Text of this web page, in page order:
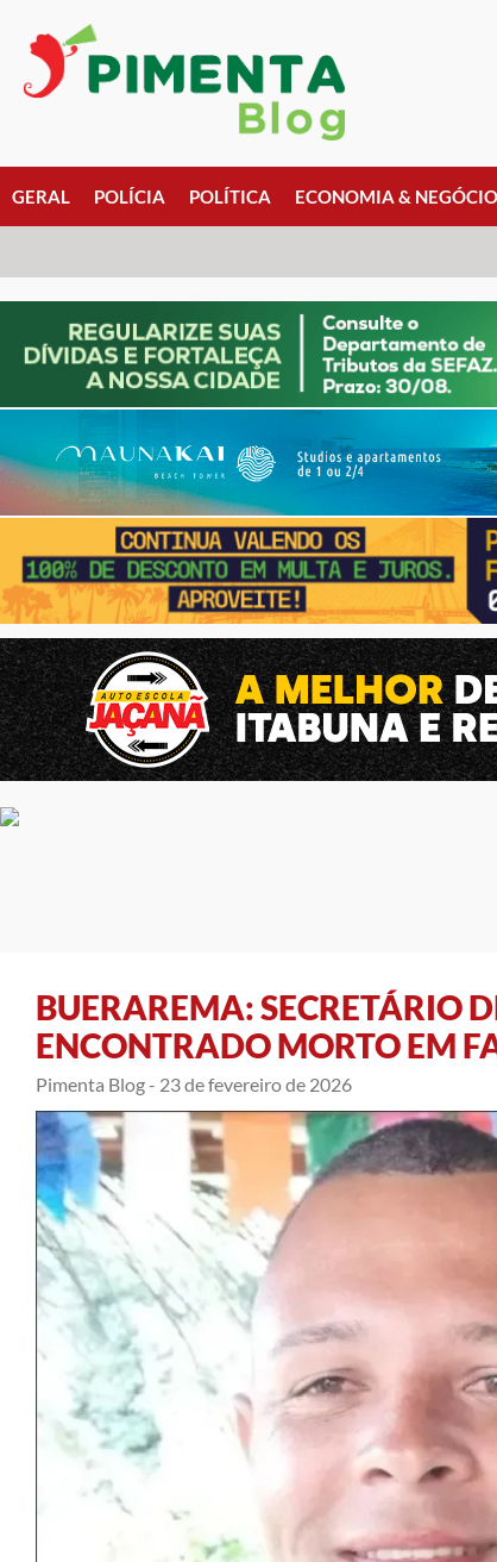
GERAL POLÍCIA POLÍTICA ECONOMIA &
BUERAREMA: SECRETÁRIO
ENCONTRADO MORTO EM
Pimenta Blog - 23 de fevereiro de 2026